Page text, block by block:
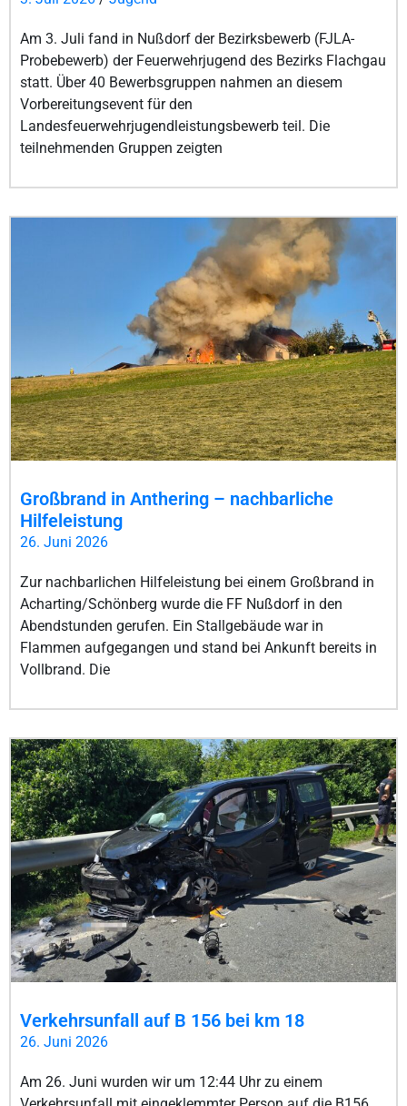
Am 3. Juli fand in Nußdorf der Bezirksbewerb (FJLA-
Probebewerb) der Feuerwehrjugend des Bezirks Flachgau
statt. Über 40 Bewerbsgruppen nahmen an diesem
Vorbereitungsevent für den
Landesfeuerwehrjugendleistungsbewerb teil. Die
teilnehmenden Gruppen zeigten
Großbrand in Anthering – nachbarliche
Hilfeleistung
26. Juni 2026
Zur nachbarlichen Hilfeleistung bei einem Großbrand in
Acharting/Schönberg wurde die FF Nußdorf in den
Abendstunden gerufen. Ein Stallgebäude war in
Flammen aufgegangen und stand bei Ankunft bereits in
Vollbrand. Die
Verkehrsunfall auf B 156 bei km 18
26. Juni 2026
Am 26. Juni wurden wir um 12:44 Uhr zu einem